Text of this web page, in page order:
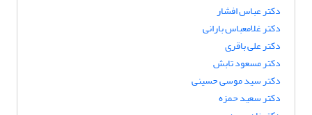
دکتر عباس افشار
دکتر غلامعباس بارانی
دکتر علی باقری
دکتر مسعود تابش
دکتر سید موسی حسینی
دکتر سعید حمزه